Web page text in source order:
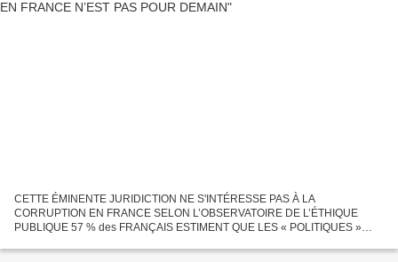
CETTE ÉMINENTE JURIDICTION NE S'INTÉRESSE PAS À LA
CORRUPTION EN FRANCE SELON L’OBSERVATOIRE DE L’ÉTHIQUE
PUBLIQUE 57 % des FRANÇAIS ESTIMENT QUE LES « POLITIQUES »
PASSIFS FACE À LA CORRUPTION QUI POLLUE...